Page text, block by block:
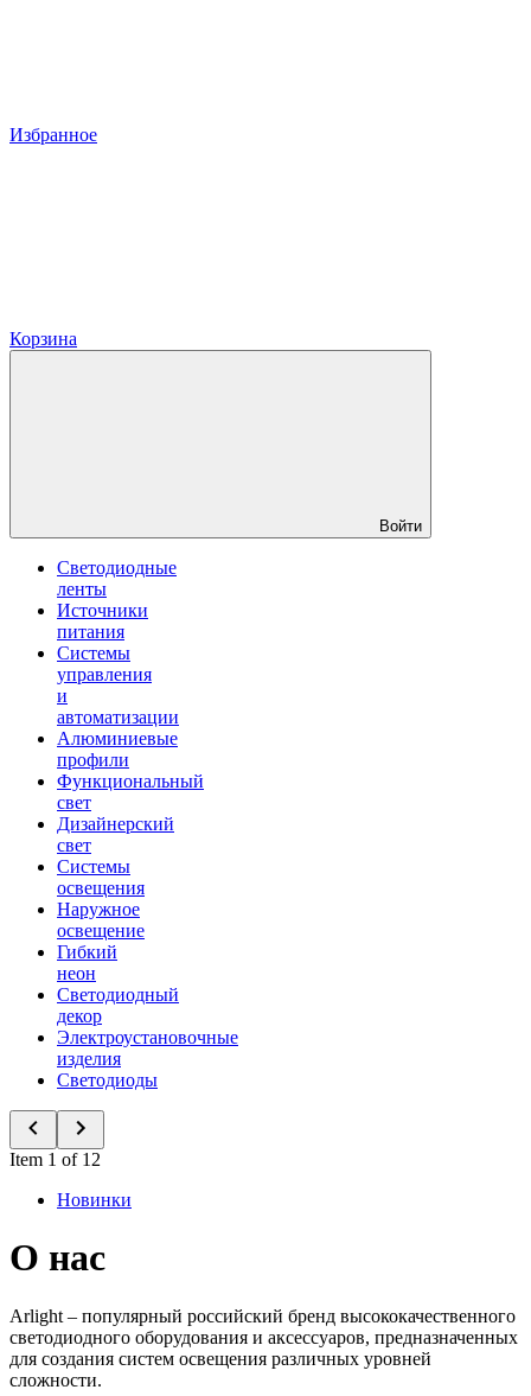
Избранное
Корзина
Войти
Светодиодные
ленты
Источники
питания
Системы
управления
и
автоматизации
Алюминиевые
профили
Функциональный
свет
Дизайнерский
свет
Системы
освещения
Наружное
освещение
Гибкий
неон
Светодиодный
декор
Электроустановочные
изделия
Светодиоды
Item 1 of 12
Новинки
О нас
Arlight – популярный российский бренд высококачественного
светодиодного оборудования и аксессуаров, предназначенных
для создания систем освещения различных уровней
сложности.